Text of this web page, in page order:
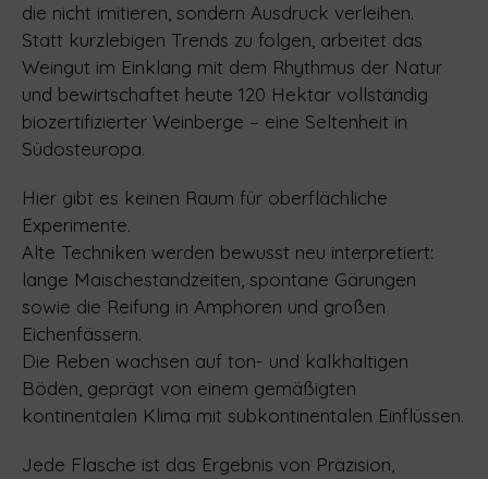
die nicht imitieren, sondern Ausdruck verleihen.
Statt kurzlebigen Trends zu folgen, arbeitet das
Weingut im Einklang mit dem Rhythmus der Natur
und bewirtschaftet heute 120 Hektar vollständig
biozertifizierter Weinberge – eine Seltenheit in
Südosteuropa.
Hier gibt es keinen Raum für oberflächliche
Experimente.
Alte Techniken werden bewusst neu interpretiert:
lange Maischestandzeiten, spontane Gärungen
sowie die Reifung in Amphoren und großen
Eichenfässern.
Die Reben wachsen auf ton- und kalkhaltigen
Böden, geprägt von einem gemäßigten
kontinentalen Klima mit subkontinentalen Einflüssen.
Jede Flasche ist das Ergebnis von Präzision,